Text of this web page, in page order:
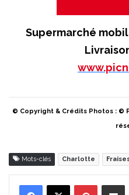
Supermarché
© Copyright & Crédits Photos : ©
Mots-clés Charlotte